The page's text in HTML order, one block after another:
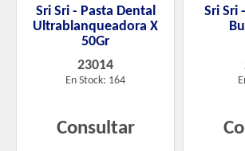
Sri Sri - Pasta Dental
Ultrablanqueadora X
50Gr
23014
En Stock: 164
Consultar
Sri Sri